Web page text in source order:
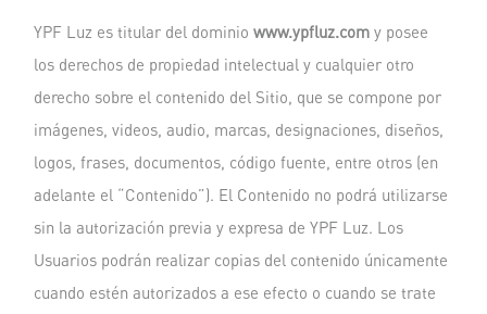
YPF Luz es titular del dominiowww.ypfluz.com y posee
los derechos de propiedad intelectual y cualquier otro
derecho sobre el contenido del Sitio, que se compone por
imágenes, videos, audio, marcas, designaciones, diseños,
logos, frases, documentos, código fuente, entre otros (en
adelante el “Contenido”). El Contenido no podrá utilizarse
sin la autorización previa y expresa de YPF Luz. Los
Usuarios podrán realizar copias del contenido únicamente
cuando estén autorizados a ese efecto o cuando se trate